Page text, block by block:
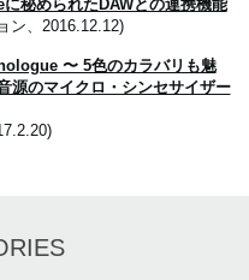
秘められたDAWとの連携機能
ン、2016.12.12)
〜 5色のカラバリも魅
源のマイクロ・シンセサイザー